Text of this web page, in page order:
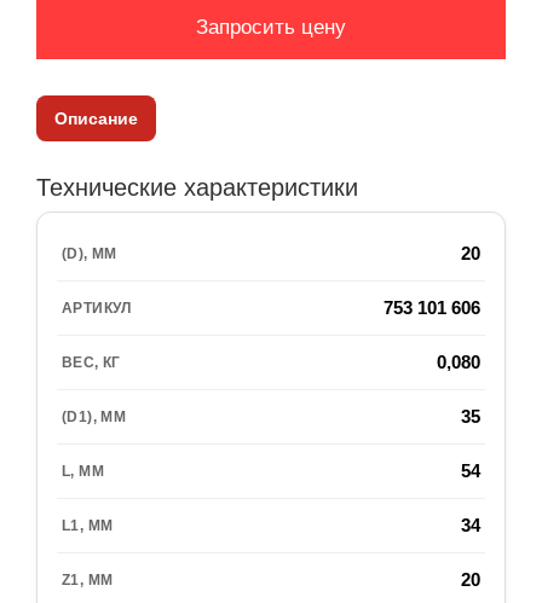
Запросить цену
Описание
Технические характеристики
20
753 101 606
0,080
35
54
34
20